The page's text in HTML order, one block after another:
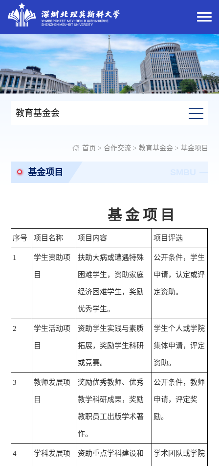
教育基金会
首页 > 合作交流> 教育基金会> 基金项目
基金项目
基 金 项 目
序号 项目名称 项目内容 项目评选
1 学生资助项
目
扶助大病或遭遇特殊
困难学生，资助家庭
经济困难学生，奖励
优秀学生。
公开条件，学生
申请，认定或评
定资助。
2 学生活动项
目
资助学生实践与素质
拓展，奖励学生科研
或竞赛。
学生个人或学院
集体申请，评定
资助。
3 教师发展项
目
奖励优秀教师、优秀
教学科研成果，奖励
教职员工出版学术著
作。
公开条件，教师
申请，评定奖
励。
4 学科发展项 资助重点学科建设和 学术团队或学院